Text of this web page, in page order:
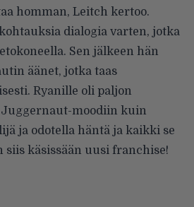
homman, Leitch kertoo.
dialogia varten, jotka
Sen jälkeen hän
äänet, jotka taas
Ryanille oli paljon
Juggernaut-moodiin kuin
ja odotella häntä ja kaikki se
siis käsissään uusi franchise!